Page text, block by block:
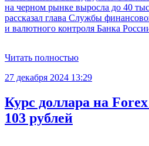
на черном рынке выросла до 40
рассказал глава Службы
и валютного контроля Банка
Читать полностью
27 декабря 2024 13:29
Курс доллара на
103 рублей